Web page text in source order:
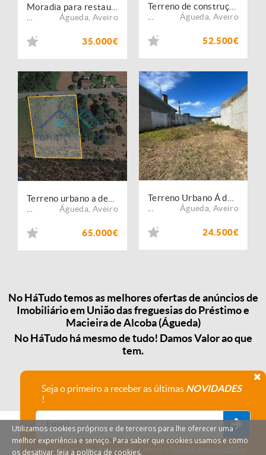
Águeda Aveiro
35.000€
Águeda Aveiro
52.500€
Águeda Aveiro
65.000€
Águeda Aveiro
24.500€
No HáTudo temos as melhores ofertas de anúncios de
Imobiliário em União das freguesias do Préstimo e
Macieira de Alcoba (Águeda)
No HáTudo há mesmo de tudo! Damos Valor ao que
tem.
Seja o primeiro a receber as últimas NOVIDADES
!
Declaro que compreendi e aceito a Política de privacidade
Utilizamos cookies próprios e de terceiros para lhe oferecer uma
melhor experiência e serviço. Para saber que cookies usamos e como
os desativar, leia a política de cookies.